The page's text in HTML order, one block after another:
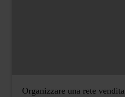
Organizzare una rete